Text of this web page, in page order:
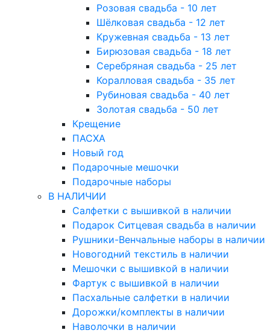
Розовая свадьба - 10 лет
Шёлковая свадьба - 12 лет
Кружевная свадьба - 13 лет
Бирюзовая свадьба - 18 лет
Серебряная свадьба - 25 лет
Коралловая свадьба - 35 лет
Рубиновая свадьба - 40 лет
Золотая свадьба - 50 лет
Крещение
ПАСХА
Новый год
Подарочные мешочки
Подарочные наборы
В НАЛИЧИИ
Салфетки с вышивкой в наличии
Подарок Ситцевая свадьба в наличии
Рушники-Венчальные наборы в наличии
Новогодний текстиль в наличии
Мешочки с вышивкой в наличии
Фартук с вышивкой в наличии
Пасхальные салфетки в наличии
Дорожки/комплекты в наличии
Наволочки в наличии